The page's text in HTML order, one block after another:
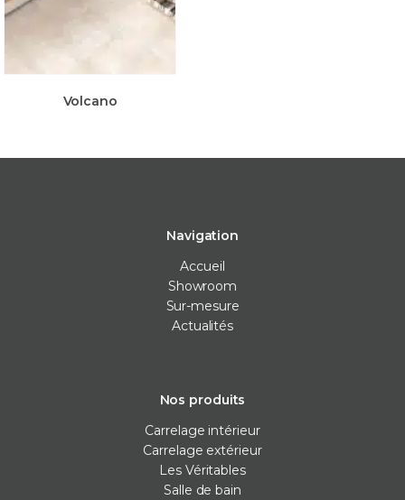
Volcano
Navigation
Accueil
Showroom
Sur-mesure
Actualités
Nos produits
Carrelage intérieur
Carrelage extérieur
Les Véritables
Salle de bain